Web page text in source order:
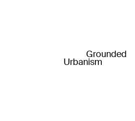
Grounded
Urbanism